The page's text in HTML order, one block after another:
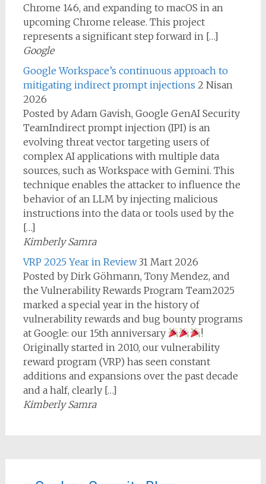
Chrome 146, and expanding to macOS in an
upcoming Chrome release. This project
represents a significant step forward in […]
Google
Google Workspace’s continuous approach to
mitigating indirect prompt injections 2 Nisan
2026
Posted by Adam Gavish, Google GenAI Security
TeamIndirect prompt injection (IPI) is an
evolving threat vector targeting users of
complex AI applications with multiple data
sources, such as Workspace with Gemini. This
technique enables the attacker to influence the
behavior of an LLM by injecting malicious
instructions into the data or tools used by the
[…]
Kimberly Samra
VRP 2025 Year in Review 31 Mart 2026
Posted by Dirk Göhmann, Tony Mendez, and
the Vulnerability Rewards Program Team2025
marked a special year in the history of
vulnerability rewards and bug bounty programs
at Google: our 15th anniversary
!
Originally started in 2010, our vulnerability
reward program (VRP) has seen constant
additions and expansions over the past decade
and a half, clearly […]
Kimberly Samra